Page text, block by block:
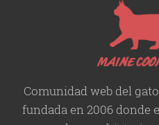
Comunidad web del
fundada en 2006 donde